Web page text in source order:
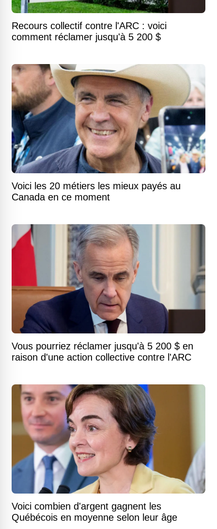
Recours collectif contre l'ARC : voici
comment réclamer jusqu'à 5 200 $
Voici les 20 métiers les mieux payés au
Canada en ce moment
Vous pourriez réclamer jusqu'à 5 200 $ en
raison d'une action collective contre l'ARC
Voici combien d'argent gagnent les
Québécois en moyenne selon leur âge